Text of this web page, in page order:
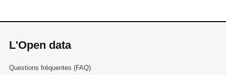
L'Open data
Questions fréquentes (FAQ)